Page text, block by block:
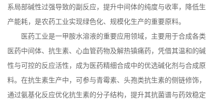
系局部碱性过强导致的副反应，提升中间体的纯度与收率，降低生
产能耗，是农药工业实现绿色化、规模化生产的重要原料。
医药工业是一甲胺水溶液的重要应用领域，主要用于合成各类
医药中间体、抗生素、心血管药物及解热镇痛药，凭借其温和的碱
性与可控的反应活性，成为医药精细合成中的优选碱化剂与合成原
料。在抗生素生产中，可参与青霉素、头孢类抗生素的侧链修饰，
通过氨基化反应优化抗生素的分子结构，提升其抗菌谱与药效稳定